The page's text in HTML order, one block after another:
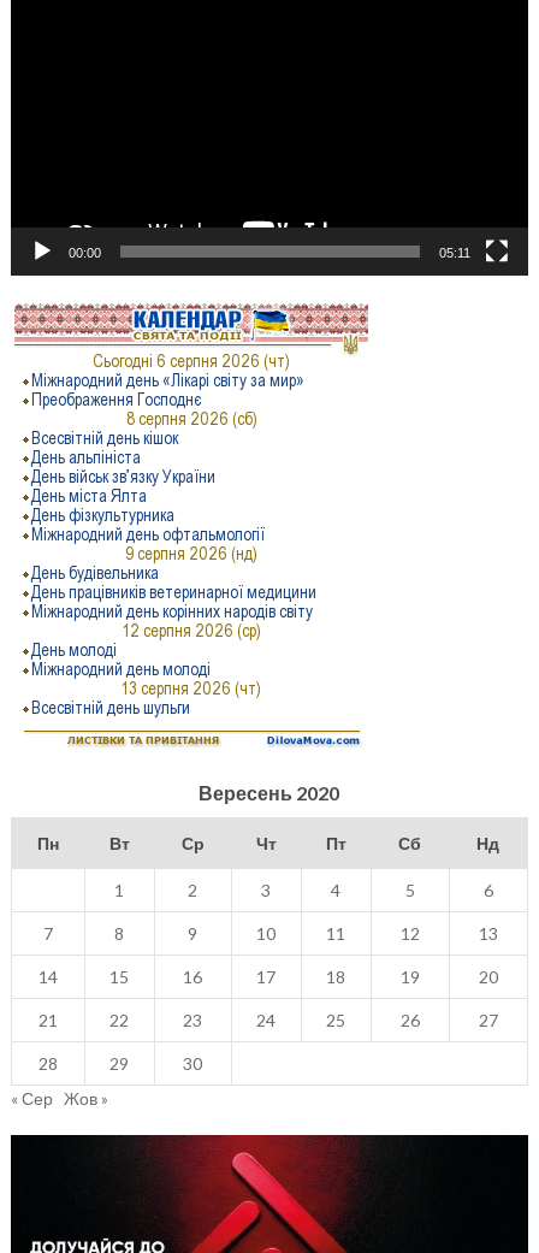
00:00 05:11
Вересень 2020
Пн Вт Ср Чт Пт Сб Нд
1 2 3 4 5 6
7 8 9 10 11 12 13
14 15 16 17 18 19 20
21 22 23 24 25 26 27
28 29
30
« Сер Жов »